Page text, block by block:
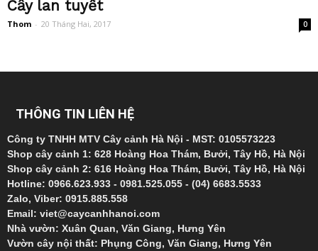
Cây lan tuyết
Thom - 20 Tháng Hai, 2017 0
THÔNG TIN LIÊN HỆ
Công ty TNHH MTV Cây cảnh Hà Nội - MST: 0105573223
Shop cây cảnh 1: 628 Hoàng Hoa Thám, Bưởi, Tây Hồ, Hà Nội
Shop cây cảnh 2: 616 Hoàng Hoa Thám, Bưởi, Tây Hồ, Hà Nội
Hotline: 0966.623.933 - 0981.525.055 - (04) 6683.5533
Zalo, Viber: 0915.885.558
Email: viet@caycanhhanoi.com
Nhà vườn: Xuân Quan, Văn Giang, Hưng Yên
Vườn cây nội thất: Phụng Công, Văn Giang, Hưng Yên